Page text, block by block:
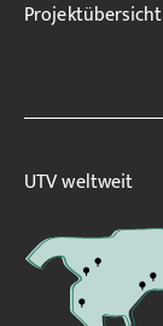
Projektübersicht
UTV weltweit